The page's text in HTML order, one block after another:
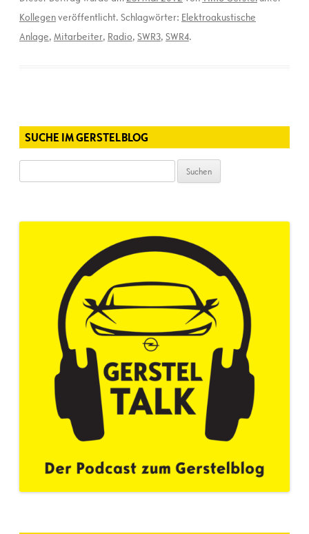
Kollegenveröffentlicht. Schlagwörter: Elektroakustische
Anlage, Mitarbeiter, Radio, SWR3, SWR4.
SUCHE IM GERSTELBLOG
nach: